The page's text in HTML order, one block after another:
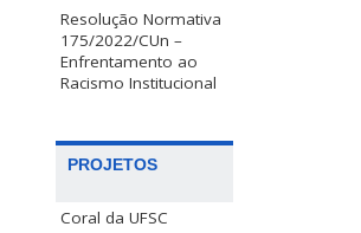
Resolução Normativa
175/2022/CUn –
Enfrentamento ao
Racismo Institucional
PROJETOS
Coral da UFSC